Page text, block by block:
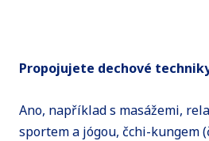
Propojujete dechové
Ano, například s masážemi,
sportem a jógou, čchi-kungem